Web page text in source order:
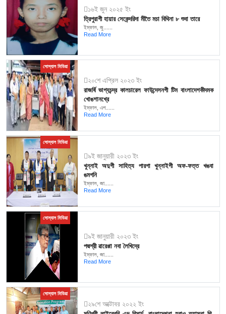
১৬ই জুন ২০২৫ ইং
ত্রিপুরাগী হায়ার সেকেন্দরিদা মীতৈ মচা বিথিনা ৮ শুবা তারে
ইম্ফাল, জু......
Read More
সোস্যাল মিডিয়া
২০শে এপ্রিল ২০২৩ ইং
রাজর্ষি ভাগ্যচন্দ্র কালচারেল ফাউন্দেসনগী টিম বাংলাদেশকীদমক
খোঙশানখ্রে
ইম্ফাল, এপ......
Read More
সোস্যাল মিডিয়া
৯ই জানুয়ারী ২০২৩ ইং
খুন্নাই অদুগী সাহিত্য পারগা খুন্নাইগী অফ-ফত্ত খঙবা
ঙমগনি
ইম্ফাল, জা......
Read More
সোস্যাল মিডিয়া
৯ই জানুয়ারী ২০২৩ ইং
পদ্মশ্রী ৱারেপ্পা নবা লৈখিদ্রে
ইম্ফাল, জা......
Read More
সোস্যাল মিডিয়া
২৯শে অক্টোবর ২০২২ ইং